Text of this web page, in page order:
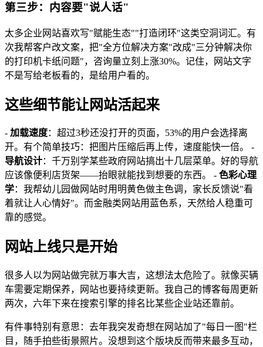
第三步：内容要"说人话"
太多企业网站喜欢写"赋能生态""打造闭环"这类空洞词汇。有
次我帮客户改文案，把"全方位解决方案"改成"三分钟解决你
的打印机卡纸问题"，咨询量立刻上涨30%。记住，网站文字
不是写给老板看的，是给用户看的。
这些细节能让网站活起来
- 加载速度：超过3秒还没打开的页面，53%的用户会选择离
开。有个简单技巧：把图片压缩后再上传，速度能快一倍。 -
导航设计：千万别学某些政府网站搞出十几层菜单。好的导航
应该像便利店货架——抬眼就能找到想要的东西。 - 色彩心理
学：我帮幼儿园做网站时用明黄色做主色调，家长反馈说"看
着就让人心情好"。而金融类网站用蓝色系，天然给人稳重可
靠的感觉。
网站上线只是开始
很多人以为网站做完就万事大吉，这想法太危险了。就像买辆
车需要定期保养，网站也要持续更新。我自己的博客每周更新
两次，六年下来在搜索引擎的排名比某些企业站还靠前。
有件事特别有意思：去年我突发奇想在网站加了"每日一图"栏
目，随手拍些街景照片。没想到这个版块反而带来最多互动，